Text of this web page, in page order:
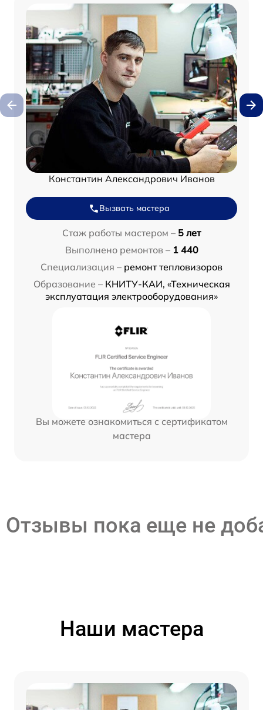
Константин Александрович Иванов
Вызвать мастера
Стаж работы мастером – 5 лет
Выполнено ремонтов – 1 440
Специализация – ремонт тепловизоров
Образование – КНИТУ-КАИ, «Техническая
эксплуатация электрооборудования»
Вы можете ознакомиться с сертификатом
мастера
Отзывы пока еще не
Наши мастера